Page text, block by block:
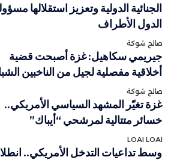
الجنائية الدولية وتعزيز استقلالها
الدول الأطراف
صالح شوكة
جيريمي سكاهيل: غزة أصبحت قضية
أخلاقية مفصلية لجيل من الناخبين
صالح شوكة
غزة تغيّر المشهد السياسي الأمريكي..
خسائر متتالية لمرشحي “أيباك”
LOAI LOAI
وسط تداعيات التدخل الأمريكي..